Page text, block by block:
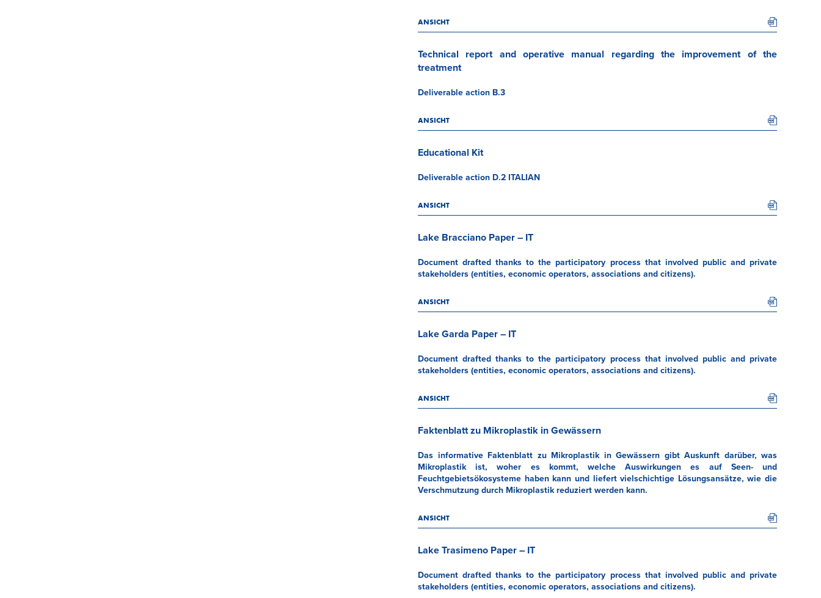
ANSICHT
Technical report and operative manual regarding the improvement of the
treatment
Deliverable action B.3
ANSICHT
Educational Kit
Deliverable action D.2 ITALIAN
ANSICHT
Lake Bracciano Paper – IT
Document drafted thanks to the participatory process that involved public and private
stakeholders (entities, economic operators, associations and citizens).
ANSICHT
Lake Garda Paper – IT
Document drafted thanks to the participatory process that involved public and private
stakeholders (entities, economic operators, associations and citizens).
ANSICHT
Faktenblatt zu Mikroplastik in Gewässern
Das informative Faktenblatt zu Mikroplastik in Gewässern gibt Auskunft darüber, was
Mikroplastik ist, woher es kommt, welche Auswirkungen es auf Seen- und
Feuchtgebietsökosysteme haben kann und liefert vielschichtige Lösungsansätze, wie die
Verschmutzung durch Mikroplastik reduziert werden kann.
ANSICHT
Lake Trasimeno Paper – IT
Document drafted thanks to the participatory process that involved public and private
stakeholders (entities, economic operators, associations and citizens).